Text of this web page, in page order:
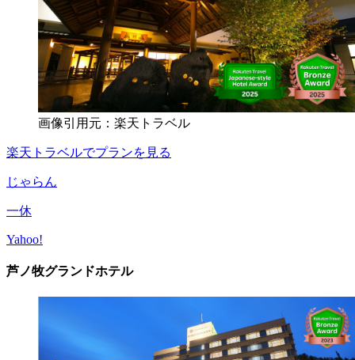
画像引用元：楽天トラベル
楽天トラベルでプランを見る
じゃらん
一休
Yahoo!
芦ノ牧グランドホテル